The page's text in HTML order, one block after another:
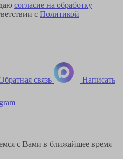
согласие на обработку
с Политикой
связь Написать
с Вами в ближайшее время